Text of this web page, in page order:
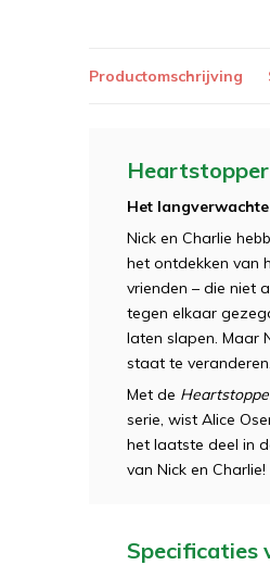
Productomschrijving
Het
Nick en Charlie
het ontdekken van
vrienden – die niet
tegen elkaar
laten slapen. Maar
staat te veranderen.
Met de
serie, wist Alice
het laatste deel in
van Nick en Charlie!
Specificaties